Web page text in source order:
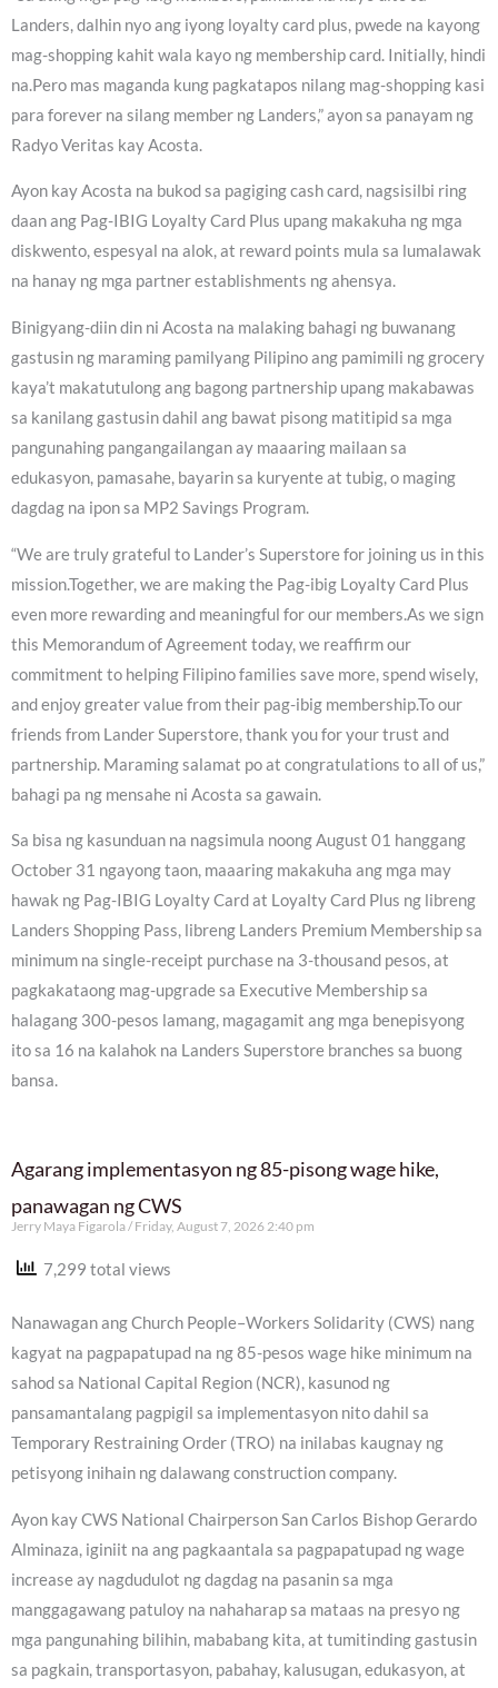
Landers, dalhin nyo ang iyong loyalty card plus, pwede na kayong
mag-shopping kahit wala kayo ng membership card. Initially, hindi
na.Pero mas maganda kung pagkatapos nilang mag-shopping kasi
para forever na silang member ng Landers,” ayon sa panayam ng
Radyo Veritas kay Acosta.
Ayon kay Acosta na bukod sa pagiging cash card, nagsisilbi ring
daan ang Pag-IBIG Loyalty Card Plus upang makakuha ng mga
diskwento, espesyal na alok, at reward points mula sa lumalawak
na hanay ng mga partner establishments ng ahensya.
Binigyang-diin din ni Acosta na malaking bahagi ng buwanang
gastusin ng maraming pamilyang Pilipino ang pamimili ng grocery
kaya’t makatutulong ang bagong partnership upang makabawas
sa kanilang gastusin dahil ang bawat pisong matitipid sa mga
pangunahing pangangailangan ay maaaring mailaan sa
edukasyon, pamasahe, bayarin sa kuryente at tubig, o maging
dagdag na ipon sa MP2 Savings Program.
“We are truly grateful to Lander’s Superstore for joining us in this
mission.Together, we are making the Pag-ibig Loyalty Card Plus
even more rewarding and meaningful for our members.As we sign
this Memorandum of Agreement today, we reaffirm our
commitment to helping Filipino families save more, spend wisely,
and enjoy greater value from their pag-ibig membership.To our
friends from Lander Superstore, thank you for your trust and
partnership. Maraming salamat po at congratulations to all of us,”
bahagi pa ng mensahe ni Acosta sa gawain.
Sa bisa ng kasunduan na nagsimula noong August 01 hanggang
October 31 ngayong taon, maaaring makakuha ang mga may
hawak ng Pag-IBIG Loyalty Card at Loyalty Card Plus ng libreng
Landers Shopping Pass, libreng Landers Premium Membership sa
minimum na single-receipt purchase na 3-thousand pesos, at
pagkakataong mag-upgrade sa Executive Membership sa
halagang 300-pesos lamang, magagamit ang mga benepisyong
ito sa 16 na kalahok na Landers Superstore branches sa buong
bansa.
Agarang implementasyon ng 85-pisong wage hike,
panawagan ng CWS
Jerry Maya Figarola Friday, August 7, 2026 2:40 pm
7,299 total views
Nanawagan ang Church People–Workers Solidarity (CWS) nang
kagyat na pagpapatupad na ng 85-pesos wage hike minimum na
sahod sa National Capital Region (NCR), kasunod ng
pansamantalang pagpigil sa implementasyon nito dahil sa
Temporary Restraining Order (TRO) na inilabas kaugnay ng
petisyong inihain ng dalawang construction company.
Ayon kay CWS National Chairperson San Carlos Bishop Gerardo
Alminaza, iginiit na ang pagkaantala sa pagpapatupad ng wage
increase ay nagdudulot ng dagdag na pasanin sa mga
manggagawang patuloy na nahaharap sa mataas na presyo ng
mga pangunahing bilihin, mababang kita, at tumitinding gastusin
sa pagkain, transportasyon, pabahay, kalusugan, edukasyon, at